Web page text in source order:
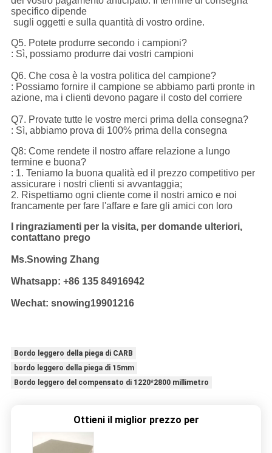
specifico dipende
sugli oggetti e sulla quantità di vostro ordine.
Q5. Potete produrre secondo i campioni?
: Sì, possiamo produrre dai vostri campioni
Q6. Che cosa è la vostra politica del campione?
: Possiamo fornire il campione se abbiamo parti pronte in
azione, ma i clienti devono pagare il costo del corriere
Q7. Provate tutte le vostre merci prima della consegna?
: Sì, abbiamo prova di 100% prima della consegna
Q8: Come rendete il nostro affare relazione a lungo
termine e buona?
: 1. Teniamo la buona qualità ed il prezzo competitivo per
assicurare i nostri clienti si avvantaggia;
2. Rispettiamo ogni cliente come il nostri amico e noi
francamente per fare l'affare e fare gli amici con loro
I ringraziamenti per la visita, per domande ulteriori,
contattano prego
Ms.Snowing Zhang
Whatsapp: +86 135 84916942
Wechat: snowing19901216
Bordo leggero della piega di CARB
bordo leggero della piega di 15mm
Bordo leggero del compensato di 1220*2800 millimetro
Ottieni il miglior prezzo per